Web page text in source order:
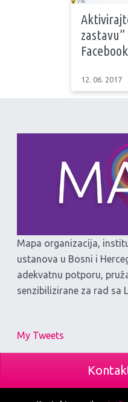
zastavu”
12. 06. 2017
Mapa organizacija,
ustanova u Bosni i
adekvatnu potporu,
senzibilizirane za rad sa
My Tweets